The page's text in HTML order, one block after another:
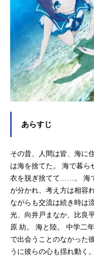
あらすじ
その昔、人間は皆、海に
は海を捨てた。 海で暮ら
衣を脱ぎ捨てて……。 海
が分かれ、考え方は相容
ながらも交流は続き時は
光、向井戸まなか、比良
原 紡。 海と陸。 中学二
で出会うことのなかった
うに彼らの心も揺れ動く